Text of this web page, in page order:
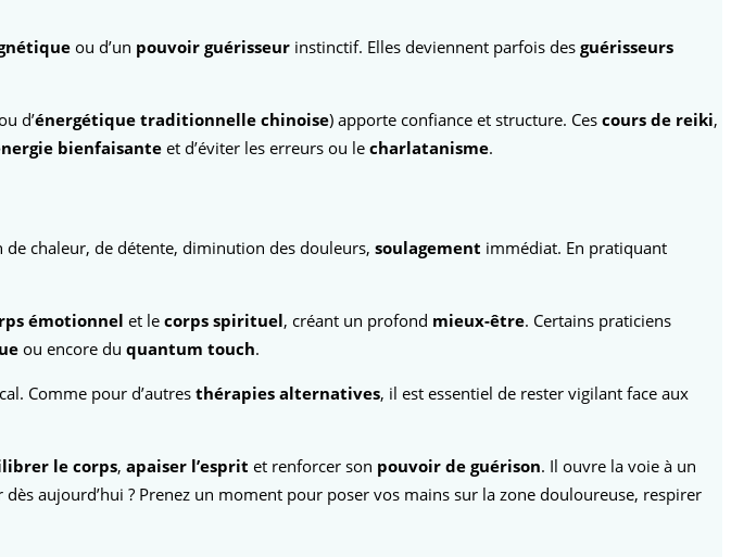
ou d’un pouvoir guérisseur instinctif. Elles deviennent parfois des guérisseurs
d’énergétique traditionnelle chinoise) apporte confiance et structure. Ces cours de reiki,
bienfaisanteet d’éviter les erreurs ou le charlatanisme.
de chaleur, de détente, diminution des douleurs, soulagement immédiat. En pratiquant
émotionnel et le corps spirituel, créant un profond mieux-être. Certains praticiens
ou encore du quantum touch.
Comme pour d’autres thérapies alternatives, il est essentiel de rester vigilant face aux
le corps, apaiser l’esprit et renforcer son pouvoir de guérison. Il ouvre la voie à un
aujourd’hui ? Prenez un moment pour poser vos mains sur la zone douloureuse, respirer